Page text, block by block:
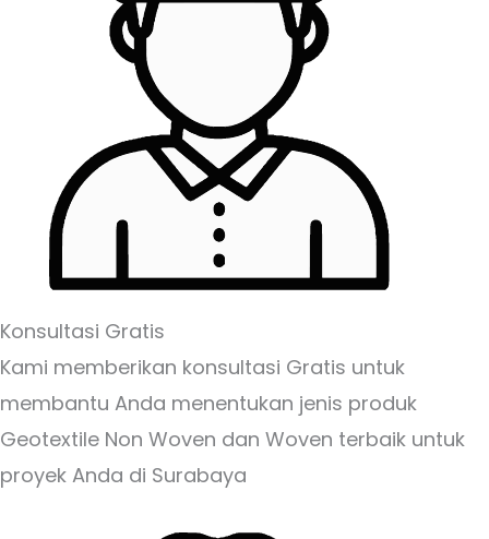
Konsultasi Gratis
Kami memberikan konsultasi Gratis untuk
membantu Anda menentukan jenis produk
Geotextile Non Woven dan Woven terbaik untuk
proyek Anda di Surabaya